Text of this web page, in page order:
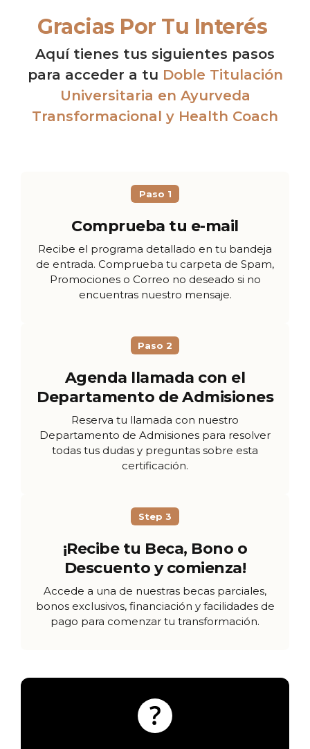
Gracias Por Tu Interés
Aquí tienes tus siguientes pasos
para acceder a tu Doble Titulación
Universitaria en Ayurveda
Transformacional y Health Coach
Comprueba tu e-mail
Paso 1
Recibe el programa detallado en tu bandeja
de entrada. Comprueba tu carpeta de Spam,
Promociones o Correo no deseado si no
encuentras nuestro mensaje.
Agenda llamada con el
Departamento de Admisiones
Paso 2
Reserva tu llamada con nuestro
Departamento de Admisiones para resolver
todas tus dudas y preguntas sobre esta
certificación.
¡Recibe tu Beca, Bono o
Descuento y comienza!
Step 3
Accede a una de nuestras becas parciales,
bonos exclusivos, financiación y facilidades de
pago para comenzar tu transformación.